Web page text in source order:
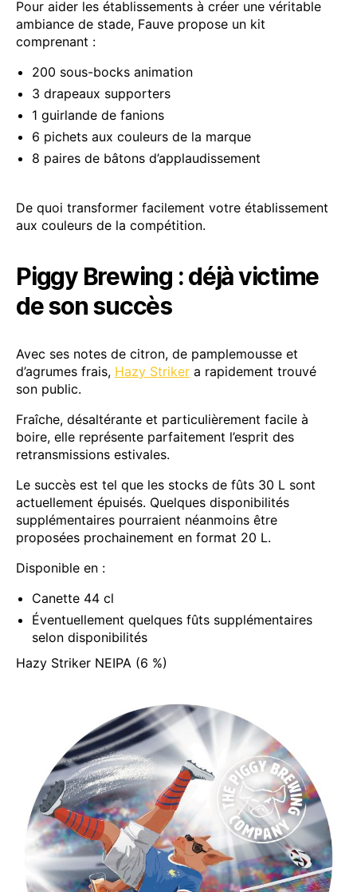
Pour aider les établissements à créer une véritable
ambiance de stade, Fauve propose un kit
comprenant :
200 sous-bocks animation
3 drapeaux supporters
1 guirlande de fanions
6 pichets aux couleurs de la marque
8 paires de bâtons d’applaudissement
De quoi transformer facilement votre établissement
aux couleurs de la compétition.
Piggy Brewing : déjà victime
de son succès
Avec ses notes de citron, de pamplemousse et
d’agrumes frais, Hazy Striker a rapidement trouvé
son public.
Fraîche, désaltérante et particulièrement facile à
boire, elle représente parfaitement l’esprit des
retransmissions estivales.
Le succès est tel que les stocks de fûts 30 L sont
actuellement épuisés. Quelques disponibilités
supplémentaires pourraient néanmoins être
proposées prochainement en format 20 L.
Disponible en :
Canette 44 cl
Éventuellement quelques fûts supplémentaires
selon disponibilités
Hazy Striker NEIPA (6 %)